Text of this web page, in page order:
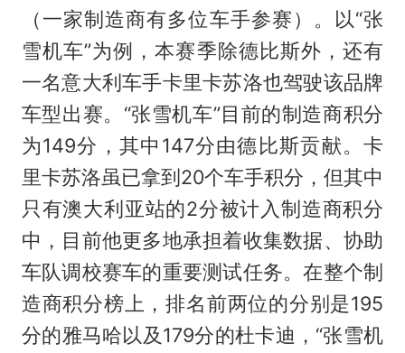
（一家制造商有多位车手参赛）。以“张
雪机车”为例，本赛季除德比斯外，还有
一名意大利车手卡里卡苏洛也驾驶该品牌
车型出赛。“张雪机车”目前的制造商积分
为149分，其中147分由德比斯贡献。卡
里卡苏洛虽已拿到20个车手积分，但其中
只有澳大利亚站的2分被计入制造商积分
中，目前他更多地承担着收集数据、协助
车队调校赛车的重要测试任务。在整个制
造商积分榜上，排名前两位的分别是195
分的雅马哈以及179分的杜卡迪，“张雪机